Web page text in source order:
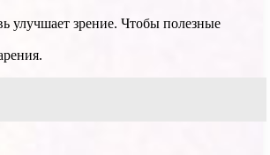
улучшает зрение. Чтобы полезные